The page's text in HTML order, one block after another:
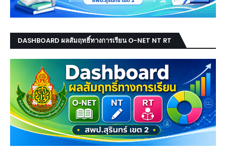
DASHBOARD ผลสัมฤทธิ์ทางการเรียน O-NET NT RT